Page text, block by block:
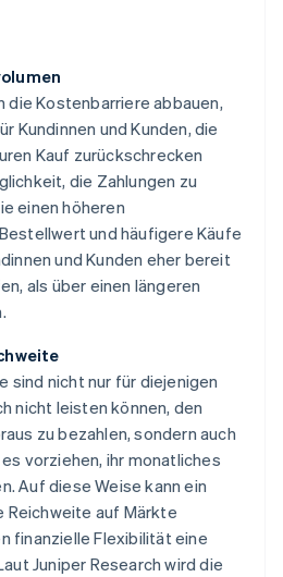
die Kostenbarriere abbauen,
Kundinnen und Kunden, die
Kauf zurückschrecken
die Zahlungen zu
einen höheren
und häufigere Käufe
und Kunden eher bereit
als über einen längeren
sind nicht nur für diejenigen
nicht leisten können, den
zu bezahlen, sondern auch
vorziehen, ihr monatliches
Auf diese Weise kann ein
Reichweite auf Märkte
finanzielle Flexibilität eine
Juniper Research wird die